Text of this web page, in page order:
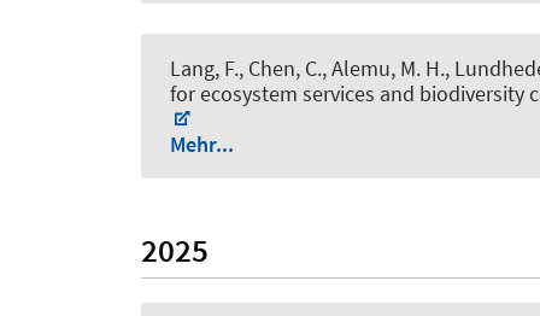
Lang, F., Chen, C., Alemu, M. H.,
for ecosystem services and biodiversity
Mehr...
2025